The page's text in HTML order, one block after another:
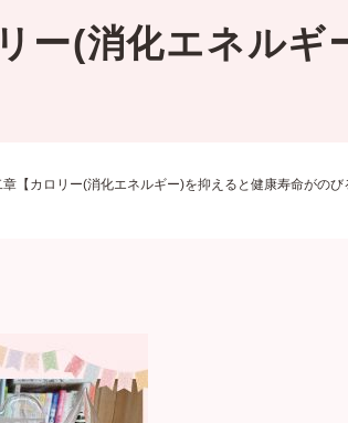
ー(消化エネルギ
【カロリー(消化エネルギー)を抑えると健康寿命がのび